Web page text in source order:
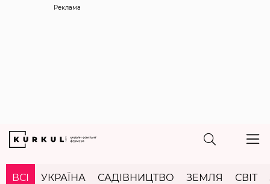
Реклама
ВСІ УКРАЇНА САДІВНИЦТВО ЗЕМЛЯ СВІТ